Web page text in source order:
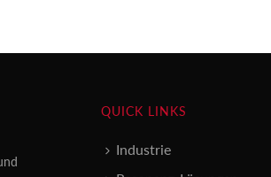
QUICK LINKS
Industrie